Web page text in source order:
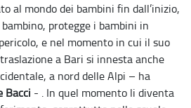
al mondo dei bambini fin dall’inizio,
protegge i bambini in
e nel momento in cui il suo
a Bari si innesta anche
a nord delle Alpi – ha
Bacci - . In quel momento li diventa